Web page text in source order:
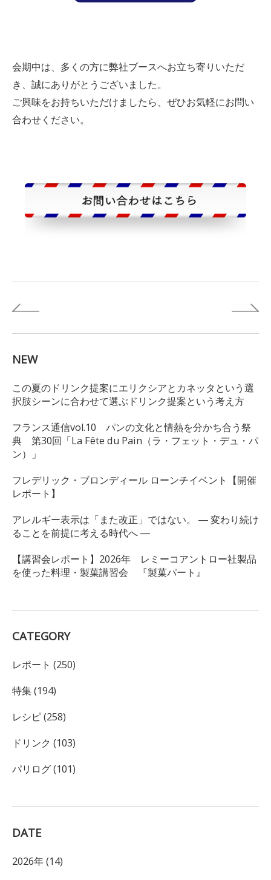
会期中は、多くの方に弊社ブースへお立ち寄りいただ
き、誠にありがとうございました。
ご興味をお持ちいただけましたら、ぜひお気軽にお問い
合わせください。
NEW
この夏のドリンク提案にエリクシアとカネッタという選
択肢シーンに合わせて選ぶドリンク提案という考え方
フランス通信vol.10 パンの文化と情熱を分かち合う祭
典 第30回「La Fête du Pain（ラ・フェット・デュ・パ
ン）」
フレデリック・ブロンディール ローンチイベント【開催
レポート】
アレルギー表示は「また改正」ではない。 ― 変わり続け
ることを前提に考える時代へ ―
【講習会レポート】2026年 レミーコアントロー社製品
を使った料理・製菓講習会 『製菓パート』
CATEGORY
レポート (250)
特集 (194)
レシピ (258)
ドリンク (103)
パリログ (101)
DATE
2026年 (14)